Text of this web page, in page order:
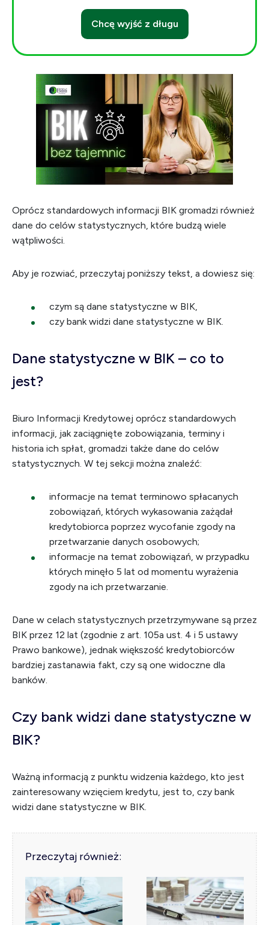
Chcę wyjść z długu
Oprócz standardowych informacji BIK gromadzi również
dane do celów statystycznych, które budzą wiele
wątpliwości.
Aby je rozwiać, przeczytaj poniższy tekst, a dowiesz się:
czym są dane statystyczne w BIK,
czy bank widzi dane statystyczne w BIK.
Dane statystyczne w BIK – co to
jest?
Biuro Informacji Kredytowej oprócz standardowych
informacji, jak zaciągnięte zobowiązania, terminy i
historia ich spłat, gromadzi także dane do celów
statystycznych. W tej sekcji można znaleźć:
informacje na temat terminowo spłacanych
zobowiązań, których wykasowania zażądał
kredytobiorca poprzez wycofanie zgody na
przetwarzanie danych osobowych;
informacje na temat zobowiązań, w przypadku
których minęło 5 lat od momentu wyrażenia
zgody na ich przetwarzanie.
Dane w celach statystycznych przetrzymywane są przez
BIK przez 12 lat (zgodnie z art. 105a ust. 4 i 5 ustawy
Prawo bankowe), jednak większość kredytobiorców
bardziej zastanawia fakt, czy są one widoczne dla
banków.
Czy bank widzi dane statystyczne w
BIK?
Ważną informacją z punktu widzenia każdego, kto jest
zainteresowany wzięciem kredytu, jest to, czy bank
widzi dane statystyczne w BIK.
Przeczytaj również: